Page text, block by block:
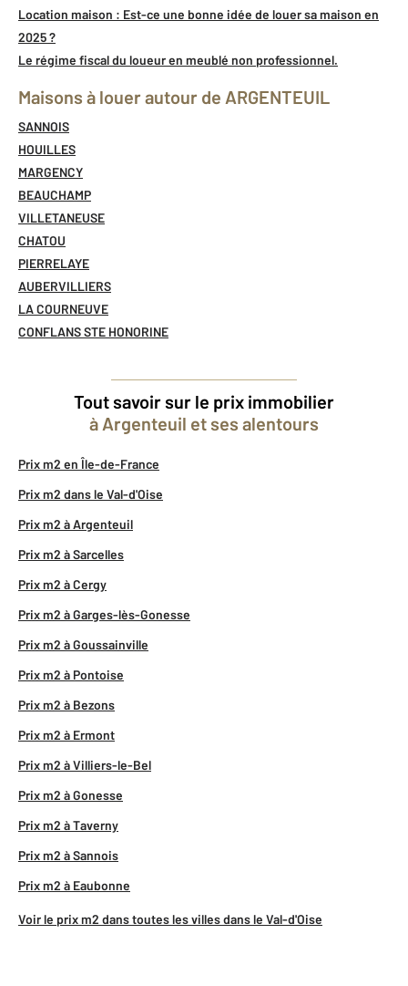
Location maison : Est-ce une bonne idée de louer sa maison en
2025 ?
Le régime fiscal du loueur en meublé non professionnel.
Maisons à louer autour de ARGENTEUIL
SANNOIS
HOUILLES
MARGENCY
BEAUCHAMP
VILLETANEUSE
CHATOU
PIERRELAYE
AUBERVILLIERS
LA COURNEUVE
CONFLANS STE HONORINE
Tout savoir sur le prix immobilier
à Argenteuil et ses alentours
Prix m2 en Île-de-France
Prix m2 dans le Val-d'Oise
Prix m2 à Argenteuil
Prix m2 à Sarcelles
Prix m2 à Cergy
Prix m2 à Garges-lès-Gonesse
Prix m2 à Goussainville
Prix m2 à Pontoise
Prix m2 à Bezons
Prix m2 à Ermont
Prix m2 à Villiers-le-Bel
Prix m2 à Gonesse
Prix m2 à Taverny
Prix m2 à Sannois
Prix m2 à Eaubonne
Voir le prix m2 dans toutes les villes dans le Val-d'Oise